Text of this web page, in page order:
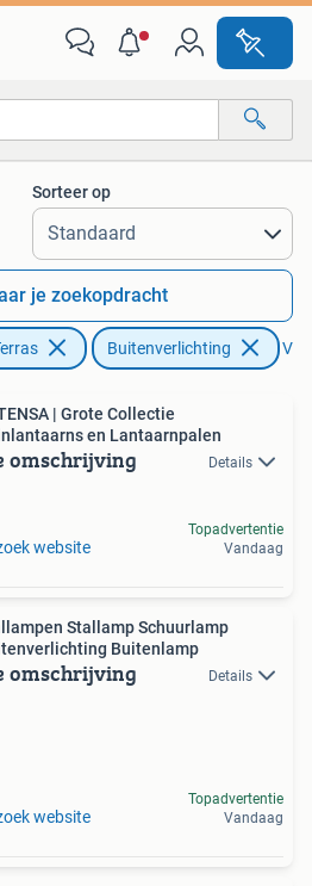
afstanden…
Sorteer op
je zoekopdracht
Buitenverlichting
| Grote Collectie
en Lantaarnpalen
omschrijving Details
website
Topadvertentie
Vandaag
Stallamp Schuurlamp
Buitenlamp
omschrijving Details
website
Topadvertentie
Vandaag